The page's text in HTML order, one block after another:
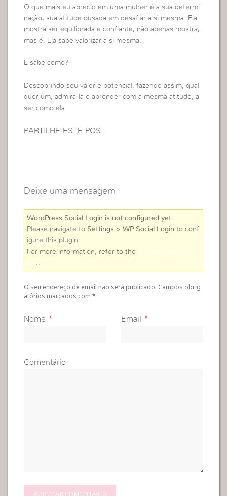
O que mais eu aprecio em uma mulher é a sua determi
nação, sua atitude ousada em desafiar a si mesma. Ela
mostra ser equilibrada e confiante, não apenas mostra,
mas é. Ela sabe valorizar a si mesma.
E sabe como?
Descobrindo seu valor e potencial, fazendo assim, qual
quer um, admira-la e aprender com a mesma atitude, a
ser como ela.
PARTILHE ESTE POST
Deixe uma mensagem
WordPress Social Login is not configured yet.
Please navigate to Settings > WP Social Login to conf
igure this plugin.
For more information, refer to the
online user guid
e
..
O seu endereço de email não será publicado. Campos obrig
atórios marcados com*
Nome * Email *
Comentário